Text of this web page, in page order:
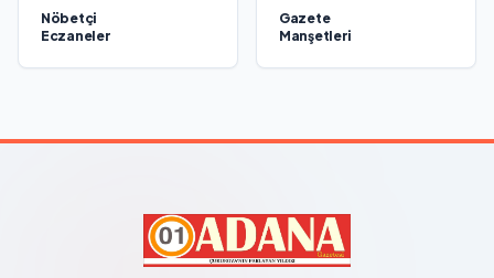
Nöbetçi
Eczaneler
Gazete
Manşetleri